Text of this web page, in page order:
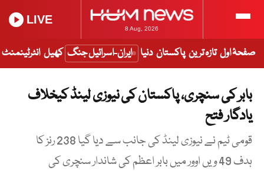
8 Aug, 2026
LIVE
صفحۂ اول تازہ ترین پاکستان دنیا ایران-اسرائیل جنگ کھیل انٹرٹینمنٹ
بابر کی سنچری، پاکستان کی نیوزی لینڈ کیخلاف
یادگار فتح
قومی ٹیم نے نیوزی لینڈ کی جانب سے دیا گیا 238 رنز کا
ہدف 49 ویں اوور میں بابر اعظم کی شاندار سنچری کی